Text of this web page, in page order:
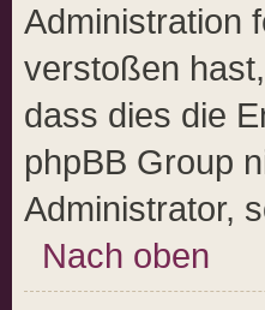
Administration
verstoßen
dass dies die
phpBB Group
Administrator,
Nach oben